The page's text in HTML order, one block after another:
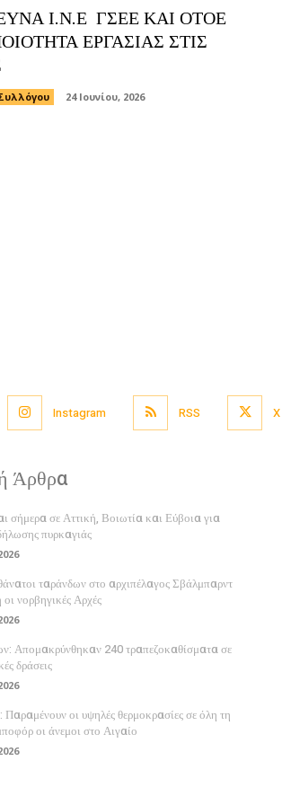
Ι.Ν.Ε ΓΣΕΕ ΚΑΙ ΟΤΟΕ
ΕΡΓΑΣΙΑΣ ΣΤΙΣ
24 Ιουνίου, 2026
Instagram RSS X
Άρθρα
σήμερα σε Αττική, Βοιωτία και Εύβοια για
πυρκαγιάς
ταράνδων στο αρχιπέλαγος Σβάλμπαρντ
νορβηγικές Αρχές
Απομακρύνθηκαν 240 τραπεζοκαθίσματα σε
δράσεις
οι υψηλές θερμοκρασίες σε όλη τη
οι άνεμοι στο Αιγαίο